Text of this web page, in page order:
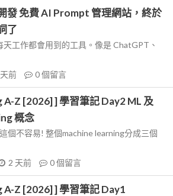
發 免費 AI Prompt 管理網站，終於
了
工作都會用到的工具。像是 ChatGPT、
前 0個留言
Z [2026] ] 學習筆記 Day2 ML 及
概念
個不容易! 整個machine learning分成三個
2 天前 0個留言
Z [2026] ] 學習筆記 Day1